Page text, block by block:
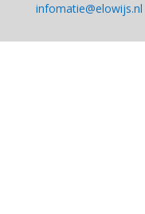
infomatie@elowijs.nl